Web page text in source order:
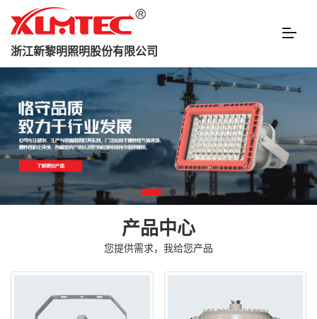
浙江新黎明照明股份有限公司
产品中心
您提供需求，我给您产品